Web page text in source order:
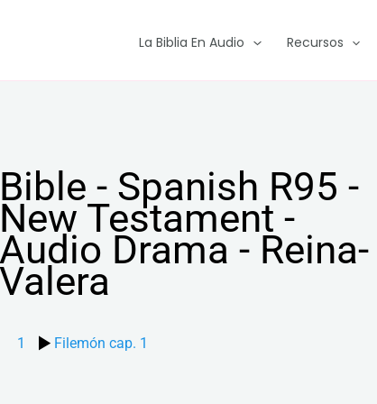
La Biblia En Audio Recursos
Bible - Spanish R95 -
New Testament -
Audio Drama - Reina-
Valera
1 Filemón cap. 1